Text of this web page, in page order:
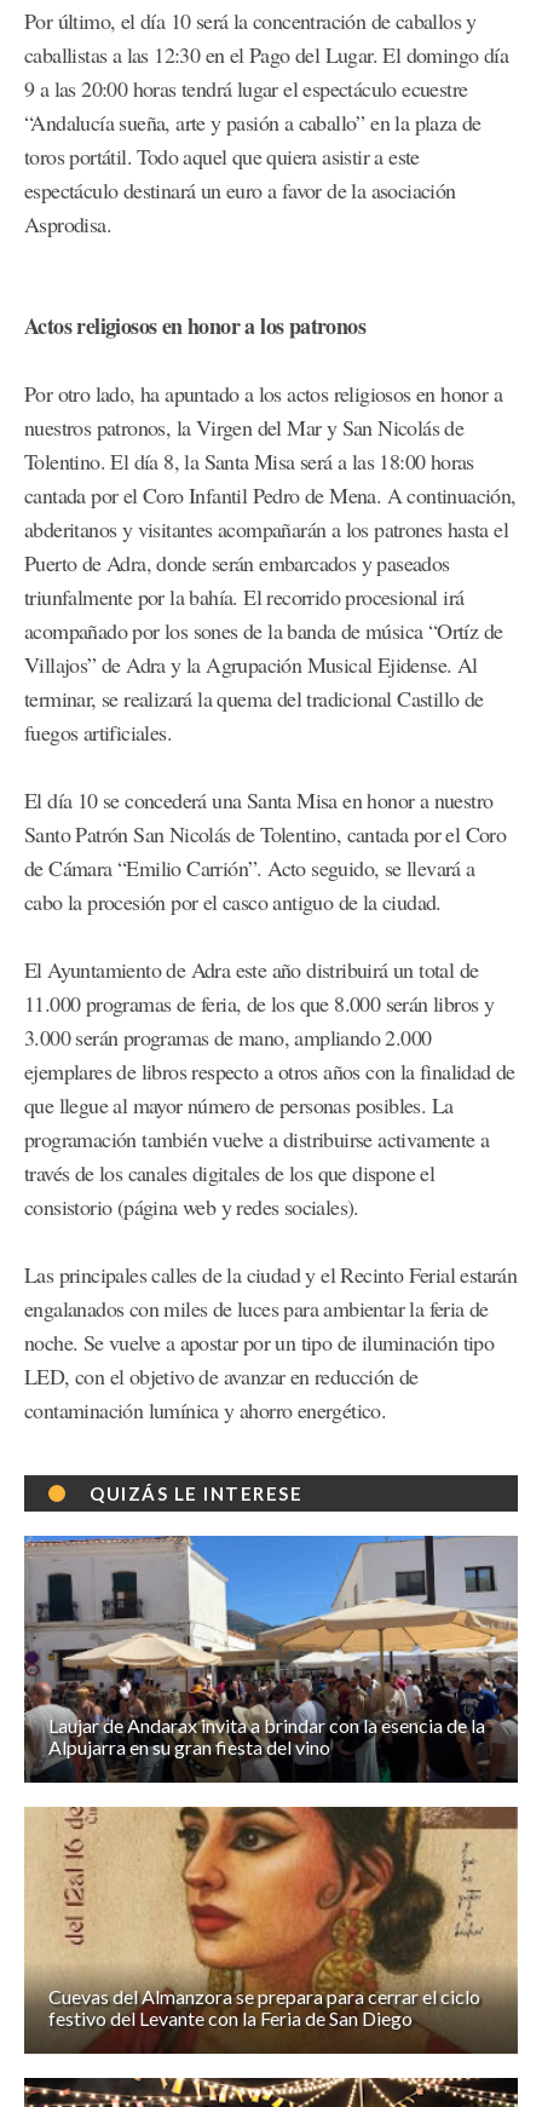
Por último, el día 10 será la concentración de caballos y
caballistas a las 12:30 en el Pago del Lugar. El domingo día
9 a las 20:00 horas tendrá lugar el espectáculo ecuestre
“Andalucía sueña, arte y pasión a caballo” en la plaza de
toros portátil. Todo aquel que quiera asistir a este
espectáculo destinará un euro a favor de la asociación
Asprodisa.
Actos religiosos en honor a los patronos
Por otro lado, ha apuntado a los actos religiosos en honor a
nuestros patronos, la Virgen del Mar y San Nicolás de
Tolentino. El día 8, la Santa Misa será a las 18:00 horas
cantada por el Coro Infantil Pedro de Mena. A continuación,
abderitanos y visitantes acompañarán a los patrones hasta el
Puerto de Adra, donde serán embarcados y paseados
triunfalmente por la bahía. El recorrido procesional irá
acompañado por los sones de la banda de música “Ortíz de
Villajos” de Adra y la Agrupación Musical Ejidense. Al
terminar, se realizará la quema del tradicional Castillo de
fuegos artificiales.
El día 10 se concederá una Santa Misa en honor a nuestro
Santo Patrón San Nicolás de Tolentino, cantada por el Coro
de Cámara “Emilio Carrión”. Acto seguido, se llevará a
cabo la procesión por el casco antiguo de la ciudad.
El Ayuntamiento de Adra este año distribuirá un total de
11.000 programas de feria, de los que 8.000 serán libros y
3.000 serán programas de mano, ampliando 2.000
ejemplares de libros respecto a otros años con la finalidad de
que llegue al mayor número de personas posibles. La
programación también vuelve a distribuirse activamente a
través de los canales digitales de los que dispone el
consistorio (página web y redes sociales).
Las principales calles de la ciudad y el Recinto Ferial estarán
engalanados con miles de luces para ambientar la feria de
noche. Se vuelve a apostar por un tipo de iluminación tipo
LED, con el objetivo de avanzar en reducción de
contaminación lumínica y ahorro energético.
QUIZÁS LE INTERESE
Laujar de Andarax invita a brindar con la esencia de la
Alpujarra en su gran fiesta del vino
Cuevas del Almanzora se prepara para cerrar el ciclo
festivo del Levante con la Feria de San Diego